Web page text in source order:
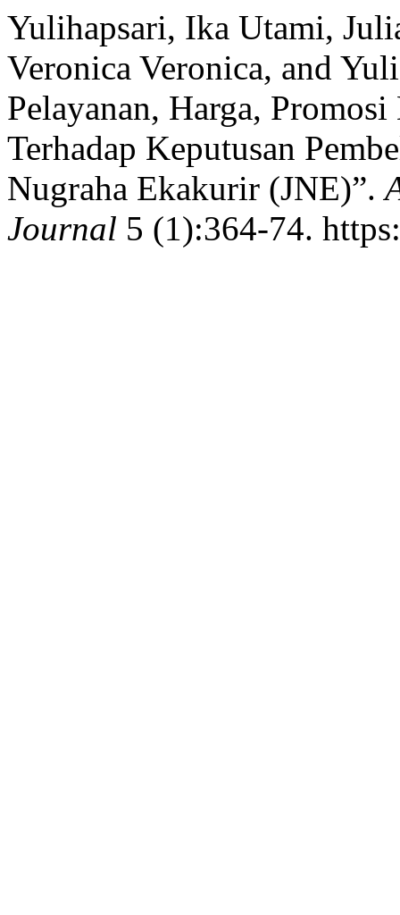
Yulihapsari, Ika Utami,
Veronica Veronica, and
Pelayanan, Harga,
Terhadap Keputusan
Nugraha Ekakurir (JNE)”.
Journal 5 (1):364-74.